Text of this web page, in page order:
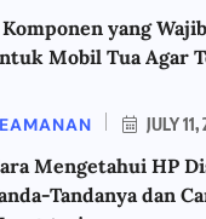
yang
Mobil Tua Agar
JULY
Mengetahui HP
Tandanya dan